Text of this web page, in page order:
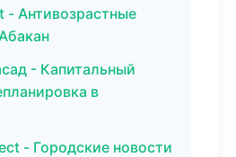
Антивозрастные
- Капитальный
в
- Городские новости